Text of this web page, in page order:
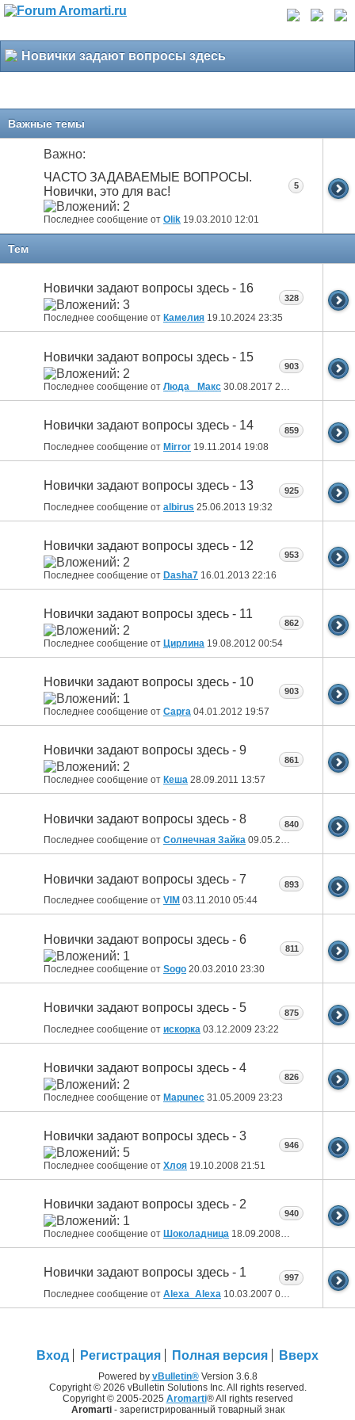
Новички задают вопросы здесь
Важные темы
Важно:
ЧАСТО ЗАДАВАЕМЫЕ ВОПРОСЫ.
Новички, это для вас!
Последнее сообщение от Olik 19.03.2010 12:01
5
Тем
Новички задают вопросы здесь - 16
Последнее сообщение от Камелия 19.10.2024 23:35
328
Новички задают вопросы здесь - 15
Последнее сообщение от Люда _Макс 30.08.2017 20:08
903
Новички задают вопросы здесь - 14
Последнее сообщение от Mirror 19.11.2014 19:08
859
Новички задают вопросы здесь - 13
Последнее сообщение от albirus 25.06.2013 19:32
925
Новички задают вопросы здесь - 12
Последнее сообщение от Dasha7 16.01.2013 22:16
953
Новички задают вопросы здесь - 11
Последнее сообщение от Цирлина 19.08.2012 00:54
862
Новички задают вопросы здесь - 10
Последнее сообщение от Capra 04.01.2012 19:57
903
Новички задают вопросы здесь - 9
Последнее сообщение от Кеша 28.09.2011 13:57
861
Новички задают вопросы здесь - 8
Последнее сообщение от Солнечная Зайка 09.05.2011
840
Новички задают вопросы здесь - 7
Последнее сообщение от VIM 03.11.2010 05:44
893
Новички задают вопросы здесь - 6
Последнее сообщение от Sogo 20.03.2010 23:30
811
Новички задают вопросы здесь - 5
Последнее сообщение от искорка 03.12.2009 23:22
875
Новички задают вопросы здесь - 4
Последнее сообщение от Mapunec 31.05.2009 23:23
826
Новички задают вопросы здесь - 3
Последнее сообщение от Хлоя 19.10.2008 21:51
946
Новички задают вопросы здесь - 2
Последнее сообщение от Шоколадница 18.09.2008 17:20
940
Новички задают вопросы здесь - 1
Последнее сообщение от Alexa_Alexa 10.03.2007 09:11
997
Вход Регистрация Полная версия Вверх
Powered by vBulletin®Version 3.6.8
Copyright © 2026 vBulletin Solutions Inc. All rights reserved.
Copyright © 2005-2025 Aromarti® All rights reserved
Aromarti- зарегистрированный товарный знак